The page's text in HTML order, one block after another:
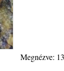
Megnézve: